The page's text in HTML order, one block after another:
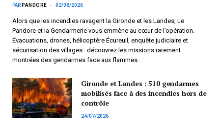
PAR PANDORE 02/08/2026
Alors que les incendies ravagent la Gironde et les Landes, Le
Pandore et la Gendarmerie vous emmène au cœur de l’opération.
Évacuations, drones, hélicoptère Écureuil, enquête judiciaire et
sécurisation des villages : découvrez les missions rarement
montrées des gendarmes face aux flammes.
Gironde et Landes : 510 gendarmes
mobilisés face à des incendies hors de
contrôle
24/07/2026